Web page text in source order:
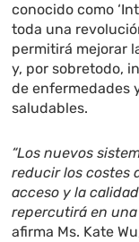
conocido como
toda una
permitirá mejorar
y, por sobretodo,
de enfermedades
saludables.
“Los nuevos
reducir los costes
acceso y la
repercutirá en una
afirma Ms. Kate